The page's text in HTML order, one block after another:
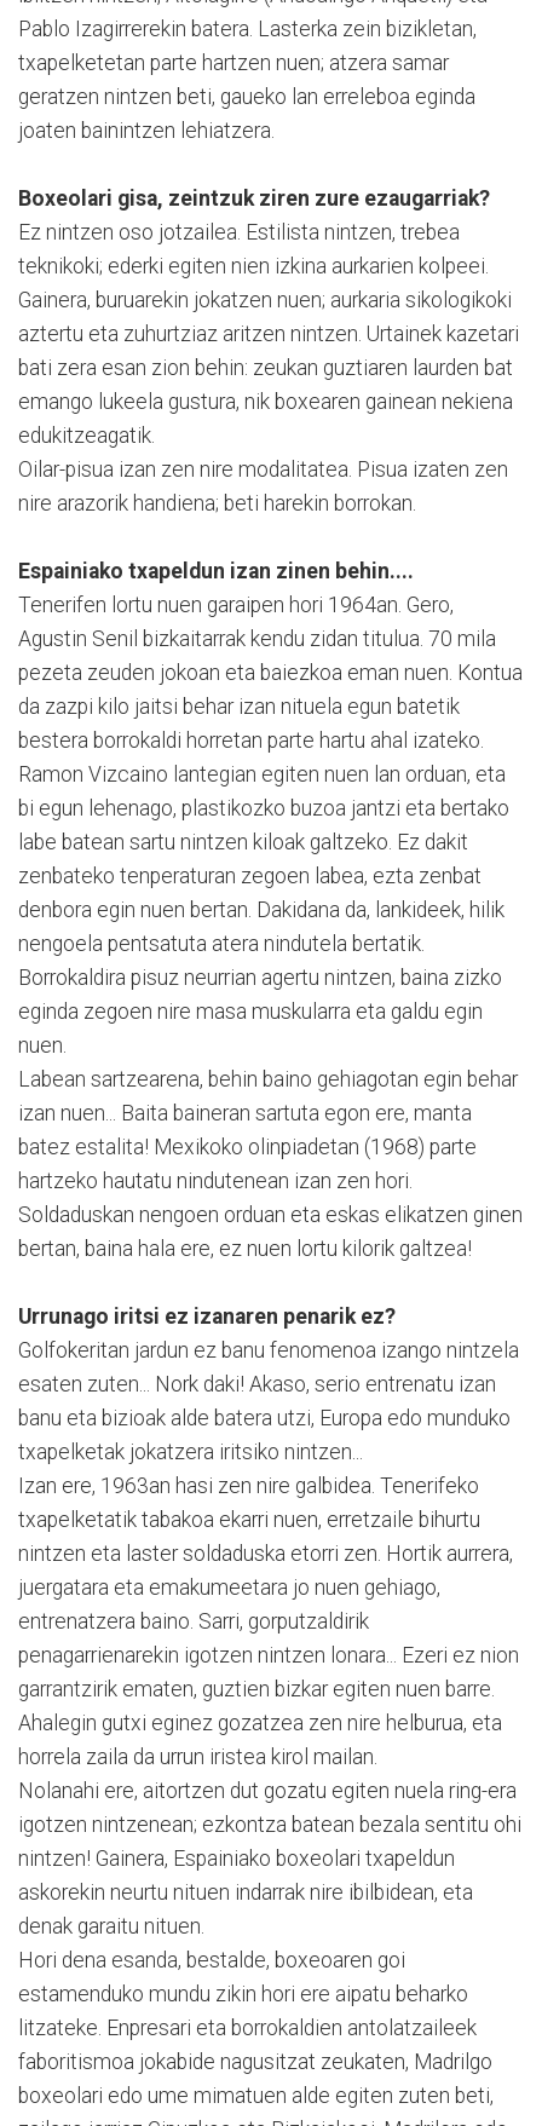
Pablo Izagirrerekin batera. Lasterka zein bizikletan,
txapelketetan parte hartzen nuen; atzera samar
geratzen nintzen beti, gaueko lan erreleboa eginda
joaten bainintzen lehiatzera.
Boxeolari gisa, zeintzuk ziren zure ezaugarriak?
Ez nintzen oso jotzailea. Estilista nintzen, trebea
teknikoki; ederki egiten nien izkina aurkarien kolpeei.
Gainera, buruarekin jokatzen nuen; aurkaria sikologikoki
aztertu eta zuhurtziaz aritzen nintzen. Urtainek kazetari
bati zera esan zion behin: zeukan guztiaren laurden bat
emango lukeela gustura, nik boxearen gainean nekiena
edukitzeagatik.
Oilar-pisua izan zen nire modalitatea. Pisua izaten zen
nire arazorik handiena; beti harekin borrokan.
Espainiako txapeldun izan zinen behin....
Tenerifen lortu nuen garaipen hori 1964an. Gero,
Agustin Senil bizkaitarrak kendu zidan titulua. 70 mila
pezeta zeuden jokoan eta baiezkoa eman nuen. Kontua
da zazpi kilo jaitsi behar izan nituela egun batetik
bestera borrokaldi horretan parte hartu ahal izateko.
Ramon Vizcaino lantegian egiten nuen lan orduan, eta
bi egun lehenago, plastikozko buzoa jantzi eta bertako
labe batean sartu nintzen kiloak galtzeko. Ez dakit
zenbateko tenperaturan zegoen labea, ezta zenbat
denbora egin nuen bertan. Dakidana da, lankideek, hilik
nengoela pentsatuta atera nindutela bertatik.
Borrokaldira pisuz neurrian agertu nintzen, baina zizko
eginda zegoen nire masa muskularra eta galdu egin
nuen.
Labean sartzearena, behin baino gehiagotan egin behar
izan nuen... Baita baineran sartuta egon ere, manta
batez estalita! Mexikoko olinpiadetan (1968) parte
hartzeko hautatu nindutenean izan zen hori.
Soldaduskan nengoen orduan eta eskas elikatzen ginen
bertan, baina hala ere, ez nuen lortu kilorik galtzea!
Urrunago iritsi ez izanaren penarik ez?
Golfokeritan jardun ez banu fenomenoa izango nintzela
esaten zuten... Nork daki! Akaso, serio entrenatu izan
banu eta bizioak alde batera utzi, Europa edo munduko
txapelketak jokatzera iritsiko nintzen...
Izan ere, 1963an hasi zen nire galbidea. Tenerifeko
txapelketatik tabakoa ekarri nuen, erretzaile bihurtu
nintzen eta laster soldaduska etorri zen. Hortik aurrera,
juergatara eta emakumeetara jo nuen gehiago,
entrenatzera baino. Sarri, gorputzaldirik
penagarrienarekin igotzen nintzen lonara... Ezeri ez nion
garrantzirik ematen, guztien bizkar egiten nuen barre.
Ahalegin gutxi eginez gozatzea zen nire helburua, eta
horrela zaila da urrun iristea kirol mailan.
Nolanahi ere, aitortzen dut gozatu egiten nuela ring-era
igotzen nintzenean; ezkontza batean bezala sentitu ohi
nintzen! Gainera, Espainiako boxeolari txapeldun
askorekin neurtu nituen indarrak nire ibilbidean, eta
denak garaitu nituen.
Hori dena esanda, bestalde, boxeoaren goi
estamenduko mundu zikin hori ere aipatu beharko
litzateke. Enpresari eta borrokaldien antolatzaileek
faboritismoa jokabide nagusitzat zeukaten, Madrilgo
boxeolari edo ume mimatuen alde egiten zuten beti,